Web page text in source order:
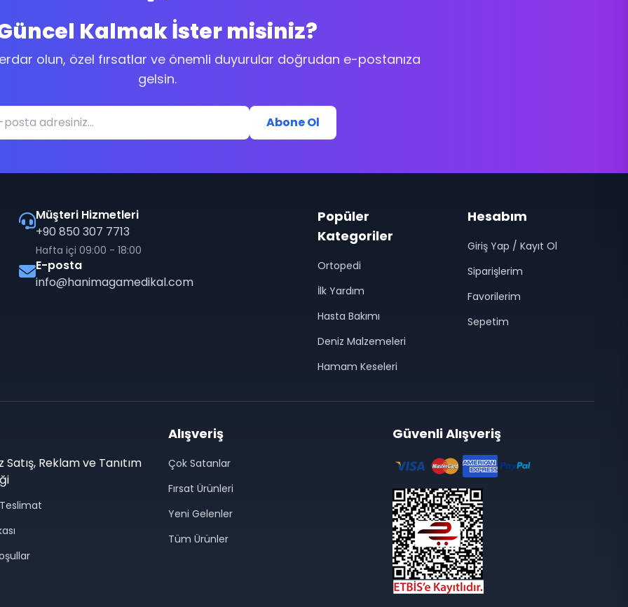
Kalmak İster misiniz?
olun, özel fırsatlar ve önemli duyurular doğrudan e-postanıza
gelsin.
Abone Ol
Müşteri Hizmetleri
+90 850 307 7713
Hafta içi 09:00 - 18:00
E-posta
info@hanimagamedikal.com
Popüler
Kategoriler
Ortopedi
İlk Yardım
Hasta Bakımı
Deniz Malzemeleri
Hamam Keseleri
Hesabım
Giriş Yap / Kayıt Ol
Siparişlerim
Favorilerim
Sepetim
Satış, Reklam ve Tanıtım
Alışveriş
Çok Satanlar
Fırsat Ürünleri
Yeni Gelenler
Tüm Ürünler
Güvenli Alışveriş